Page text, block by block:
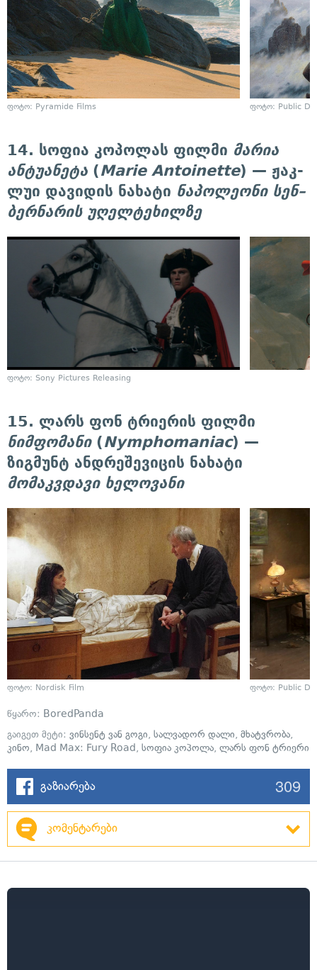
ფოტო: Pyramide Films ფოტო: Public
14. სოფია კოპოლას ფილმი მარია
ანტუანეტა (Marie Antoinette) — ჟაკ-
ლუი დავიდის ნახატი ნაპოლეონი სენ–
ბერნარის უღელტეხილზე
ფოტო: Sony Pictures Releasing
15. ლარს ფონ ტრიერის ფილმი
ნიმფომანი(Nymphomaniac) —
ზიგმუნტ ანდრეშევიცის ნახატი
მომაკვდავი ხელოვანი
ფოტო: Nordisk Film ფოტო: Public
წყარო: BoredPanda
გაიგეთ მეტი: ვინსენტ ვან გოგი, სალვადორ დალი, მხატვრობა,
კინო, Mad Max: Fury Road, სოფია კოპოლა, ლარს ფონ ტრიერი
გაზიარება 309
კომენტარები